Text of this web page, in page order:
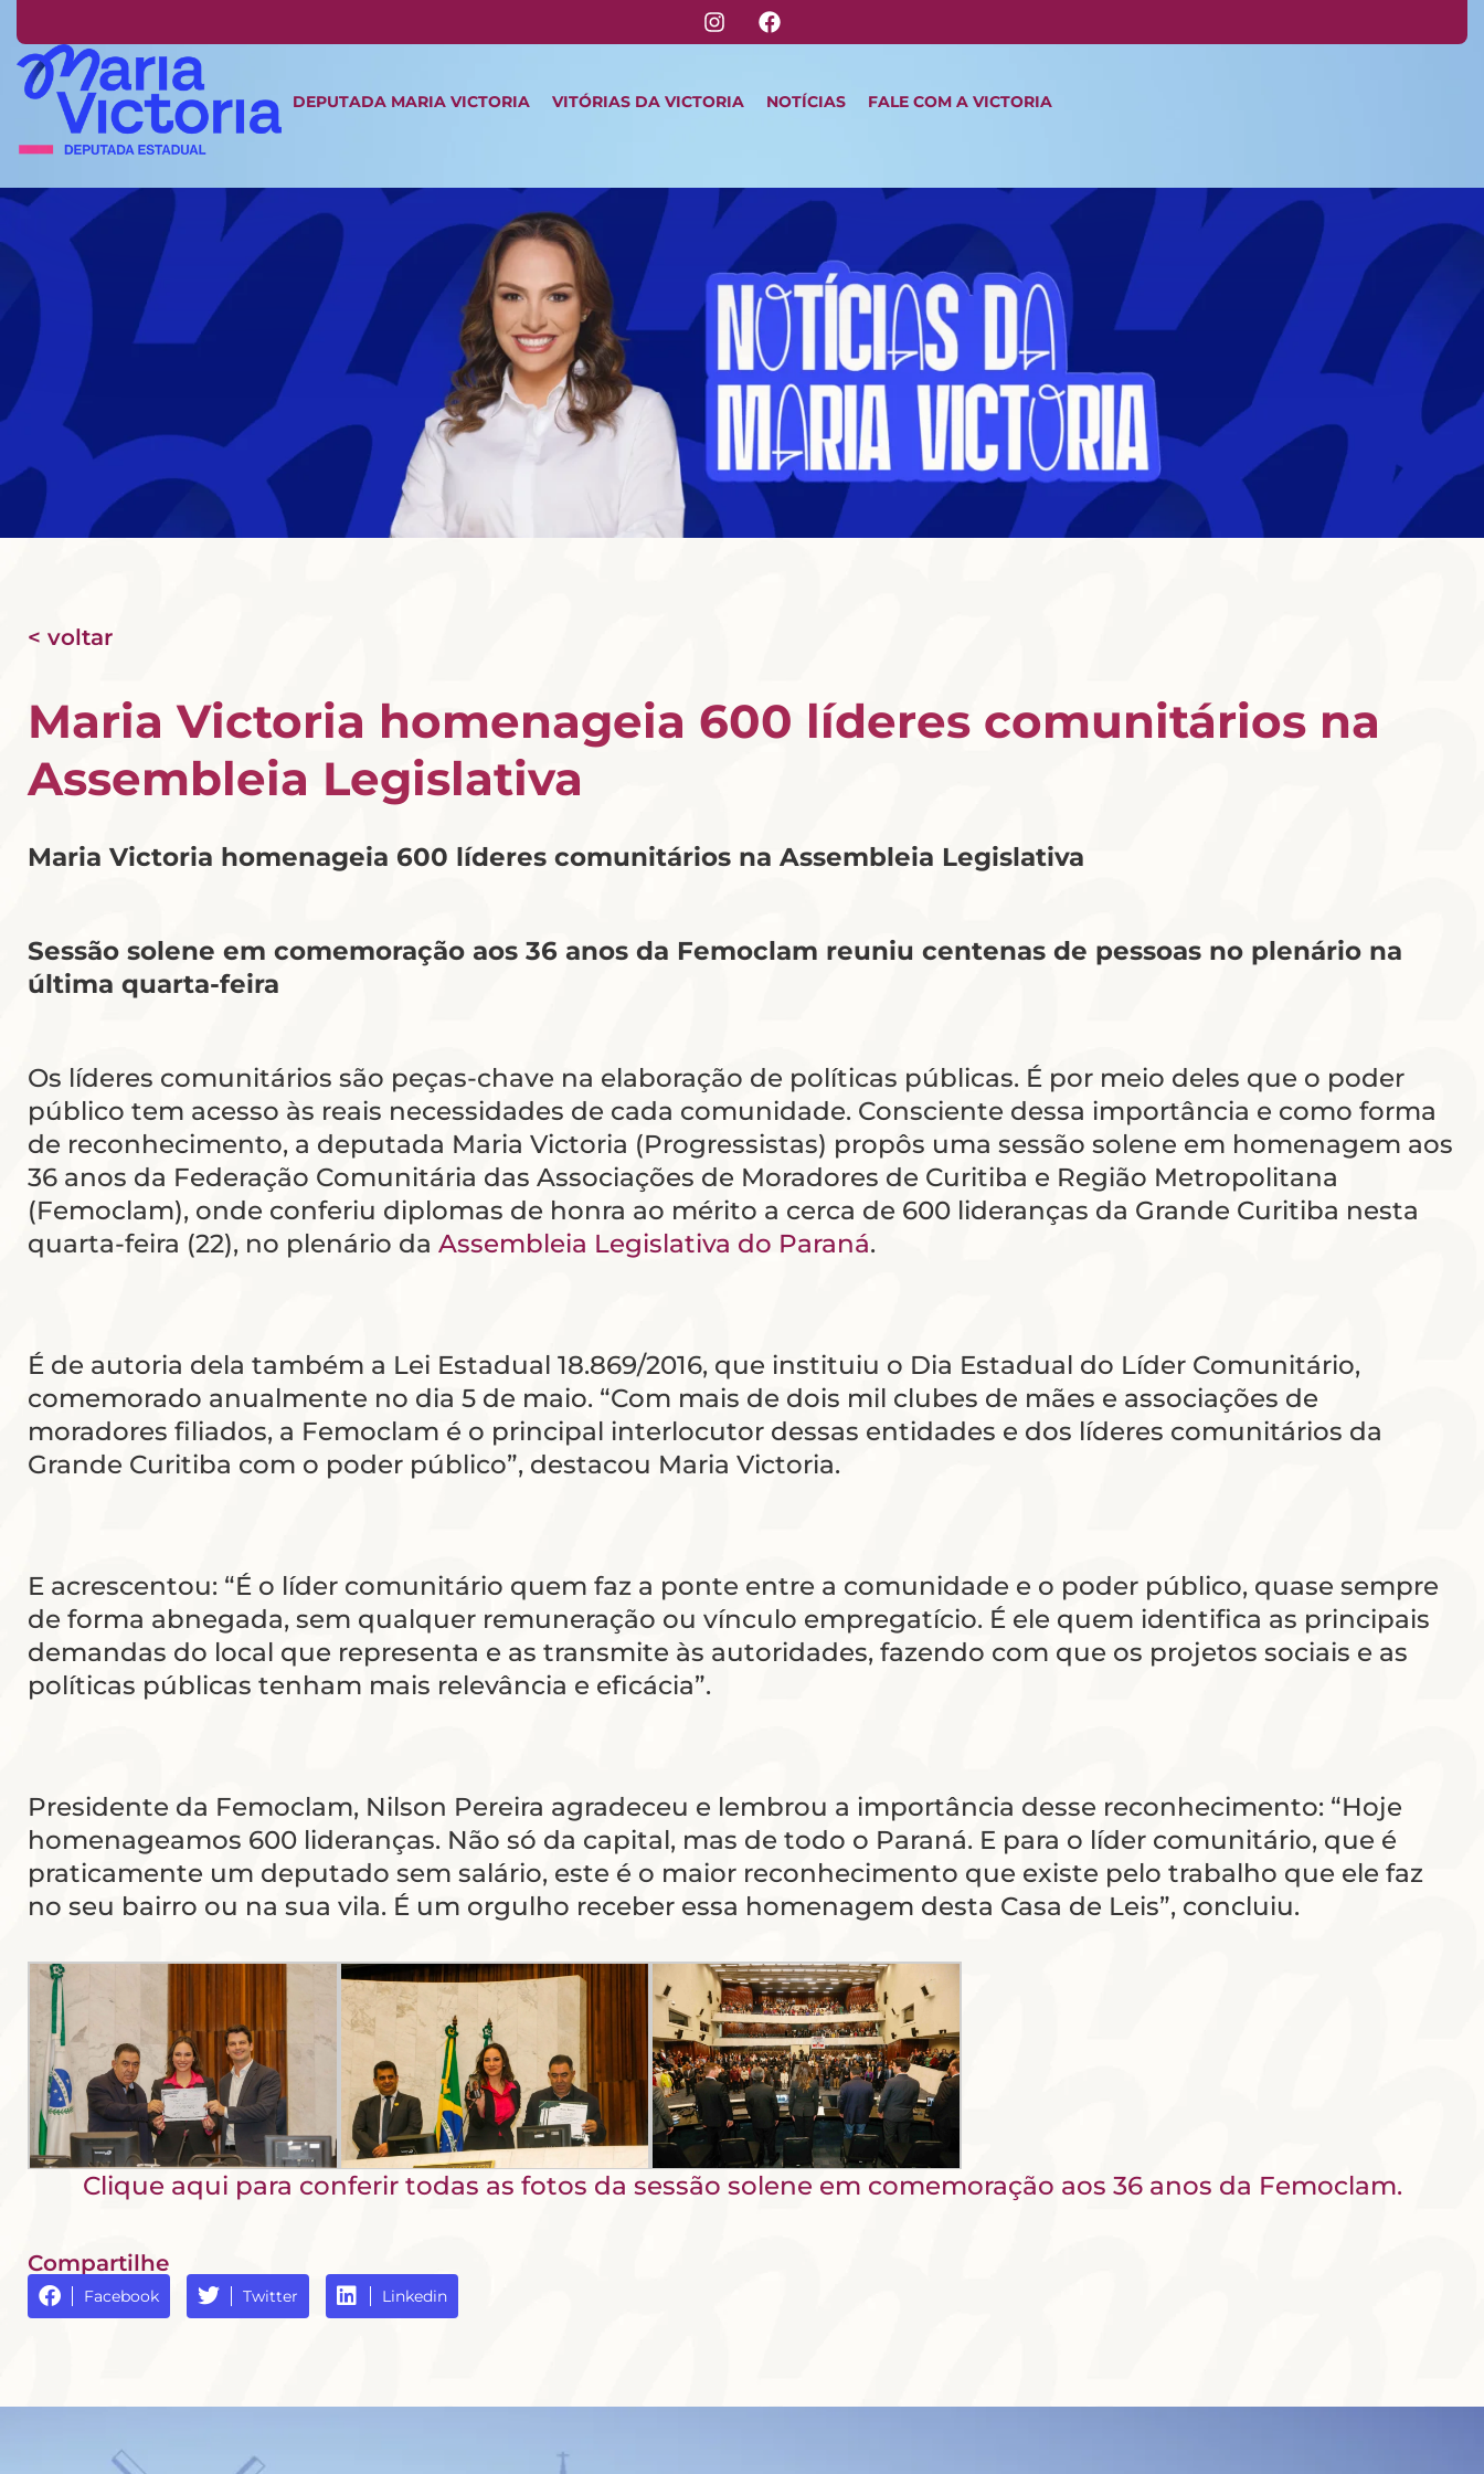
DEPUTADA MARIA VICTORIA VITÓRIAS DA VICTORIA NOTÍCIAS FALE COM A VICTORIA
< voltar
Maria Victoria homenageia 600 líderes comunitários na
Assembleia Legislativa
Maria Victoria homenageia 600 líderes comunitários na Assembleia Legislativa
Sessão solene em comemoração aos 36 anos da Femoclam reuniu centenas de pessoas no plenário na
última quarta-feira
Os líderes comunitários são peças-chave na elaboração de políticas públicas. É por meio deles que o poder
público tem acesso às reais necessidades de cada comunidade. Consciente dessa importância e como forma
de reconhecimento, a deputada Maria Victoria (Progressistas) propôs uma sessão solene em homenagem aos
36 anos da Federação Comunitária das Associações de Moradores de Curitiba e Região Metropolitana
(Femoclam), onde conferiu diplomas de honra ao mérito a cerca de 600 lideranças da Grande Curitiba nesta
quarta-feira (22), no plenário da Assembleia Legislativa do Paraná.
É de autoria dela também a Lei Estadual 18.869/2016, que instituiu o Dia Estadual do Líder Comunitário,
comemorado anualmente no dia 5 de maio. “Com mais de dois mil clubes de mães e associações de
moradores filiados, a Femoclam é o principal interlocutor dessas entidades e dos líderes comunitários da
Grande Curitiba com o poder público”, destacou Maria Victoria.
E acrescentou: “É o líder comunitário quem faz a ponte entre a comunidade e o poder público, quase sempre
de forma abnegada, sem qualquer remuneração ou vínculo empregatício. É ele quem identifica as principais
demandas do local que representa e as transmite às autoridades, fazendo com que os projetos sociais e as
políticas públicas tenham mais relevância e eficácia”.
Presidente da Femoclam, Nilson Pereira agradeceu e lembrou a importância desse reconhecimento: “Hoje
homenageamos 600 lideranças. Não só da capital, mas de todo o Paraná. E para o líder comunitário, que é
praticamente um deputado sem salário, este é o maior reconhecimento que existe pelo trabalho que ele faz
no seu bairro ou na sua vila. É um orgulho receber essa homenagem desta Casa de Leis”, concluiu.
Clique aqui para conferir todas as fotos da sessão solene em comemoração aos 36 anos da Femoclam.
Compartilhe
Facebook Twitter Linkedin